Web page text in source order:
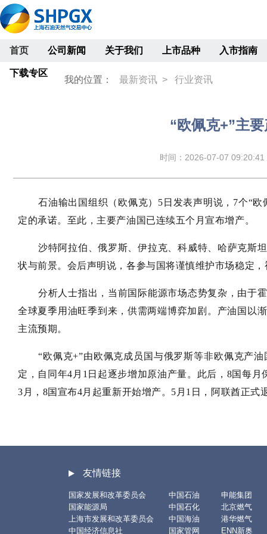
首页 公司新闻 关于我们 上市品种 入市指南
下载专区
我的位置： 最新资讯 > 行业资讯
“欧佩克+”主
时间：2026-07-07 09:20:41
石油输出国组织（欧佩克）5日发表声明说，7个“
定的承诺。至此，主要产油国已连续五个月宣布增产。
沙特阿拉伯、俄罗斯、伊拉克、科威特、哈萨克斯
状与前景。会后声明说，各参与国将谨慎维护市场稳定
分析人士指出，当前国际能源市场态势复杂，由于
全球夏季用油旺季到来，供需两端博弈加剧。产油国以
主流预期。
“欧佩克+”由欧佩克成员国与俄罗斯等非欧佩克产
定，自同年4月1日起逐步增加原油产量。此后，8国每
3月，8国宣布4月起重新开始增产。5月1日，阿联酋正式
友情链接
国家发展和改革委员会
国家能源局
上海市发展和改革委员会
中国经济信息社
中国石油
中国石化
中国海油
国家管网
申能集团
北京燃气
港华燃气
ENN新奥